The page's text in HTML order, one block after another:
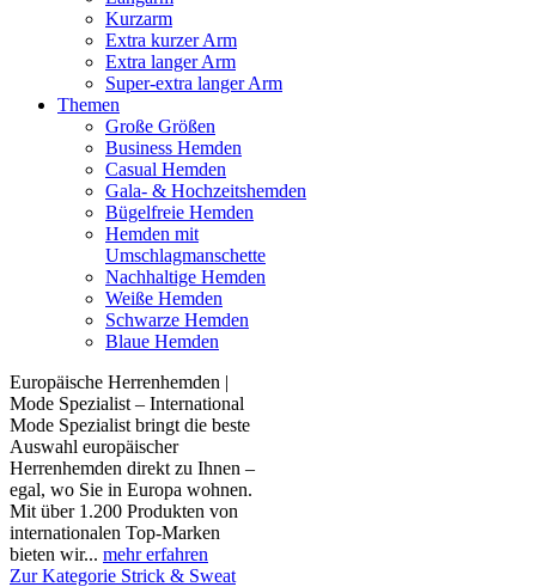
Kurzarm
Extra kurzer Arm
Extra langer Arm
Super-extra langer Arm
Themen
Große Größen
Business Hemden
Casual Hemden
Gala- & Hochzeitshemden
Bügelfreie Hemden
Hemden mit
Umschlagmanschette
Nachhaltige Hemden
Weiße Hemden
Schwarze Hemden
Blaue Hemden
Europäische Herrenhemden |
Mode Spezialist – International
Mode Spezialist bringt die beste
Auswahl europäischer
Herrenhemden direkt zu Ihnen –
egal, wo Sie in Europa wohnen.
Mit über 1.200 Produkten von
internationalen Top-Marken
bieten wir... mehr erfahren
Zur Kategorie Strick & Sweat